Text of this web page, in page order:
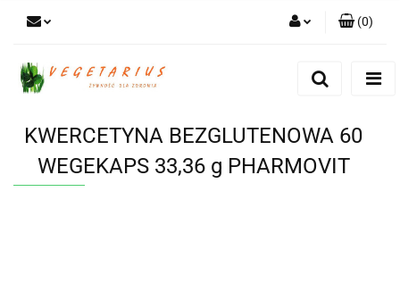
(0)
KWERCETYNA BEZGLUTENOWA 60
WEGEKAPS 33,36 g PHARMOVIT